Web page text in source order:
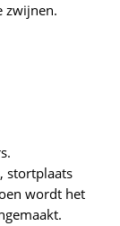
zwijnen.
stortplaats
wordt het